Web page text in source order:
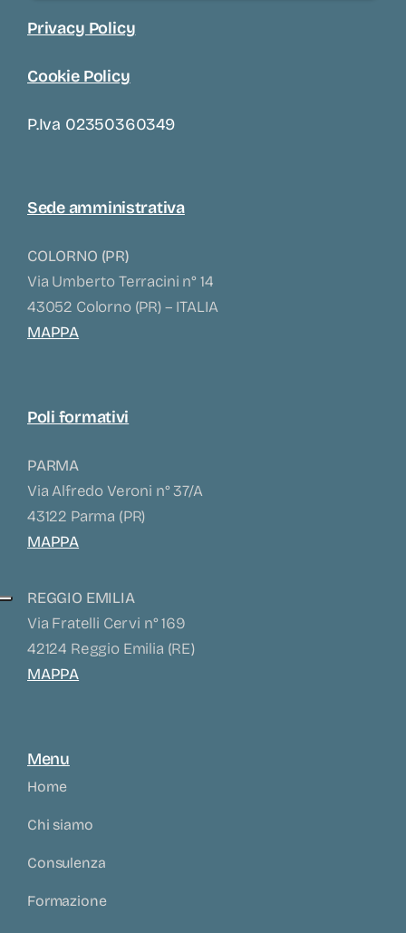
Privacy Policy
Cookie Policy
P.iva 02350360349
Sede amministrativa
COLORNO (PR)
Via Umberto Terracini n° 14
43052 Colorno (PR) – ITALIA
MAPPA
Poli formativi
PARMA
Via Alfredo Veroni n° 37/A
43122 Parma (PR)
MAPPA
REGGIO EMILIA
Via Fratelli Cervi n° 169
42124 Reggio Emilia (RE)
MAPPA
Menu
Home
Chi siamo
Consulenza
Formazione